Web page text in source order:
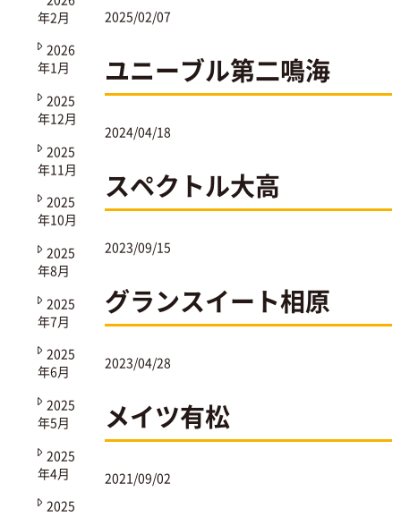
2025/02/07
ユニーブル第二鳴海
2024/04/18
スペクトル大高
2023/09/15
グランスイート相原
2023/04/28
メイツ有松
2021/09/02
年2月
2026
年1月
2025
年12月
2025
年11月
2025
年10月
2025
年8月
2025
年7月
2025
年6月
2025
年5月
2025
年4月
2025